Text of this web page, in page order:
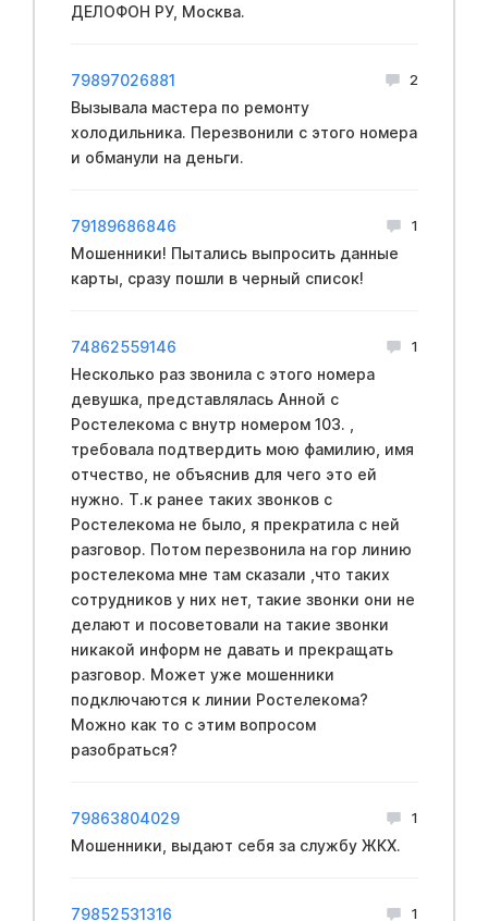
ДЕЛОФОН РУ, Москва.
79897026881 2
Вызывала мастера по ремонту
холодильника. Перезвонили с этого номера
и обманули на деньги.
79189686846 1
Мошенники! Пытались выпросить данные
карты, сразу пошли в черный список!
74862559146 1
Несколько раз звонила с этого номера
девушка, представлялась Анной с
Ростелекома с внутр номером 103. ,
требовала подтвердить мою фамилию, имя
отчество, не объяснив для чего это ей
нужно. Т.к ранее таких звонков с
Ростелекома не было, я прекратила с ней
разговор. Потом перезвонила на гор линию
ростелекома мне там сказали ,что таких
сотрудников у них нет, такие звонки они не
делают и посоветовали на такие звонки
никакой информ не давать и прекращать
разговор. Может уже мошенники
подключаются к линии Ростелекома?
Можно как то с этим вопросом
разобраться?
79863804029 1
Мошенники, выдают себя за службу ЖКХ.
79852531316 1